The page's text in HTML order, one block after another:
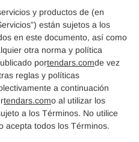
y productos de (en
están sujetos a los
en este documento, así como
otra norma y política
portendars.comde vez
reglas y políticas
a continuación
tendars.como al utilizar los
a los Términos. No utilice
acepta todos los Términos.